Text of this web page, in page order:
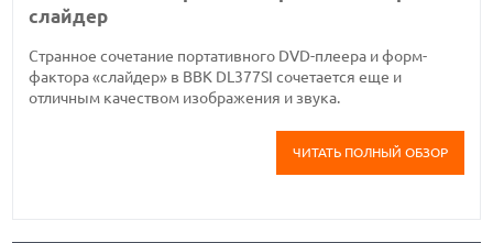
слайдер
Странное сочетание портативного DVD-плеера и форм-
фактора «слайдер» в BBK DL377SI сочетается еще и
отличным качеством изображения и звука.
ЧИТАТЬ ПОЛНЫЙ ОБЗОР